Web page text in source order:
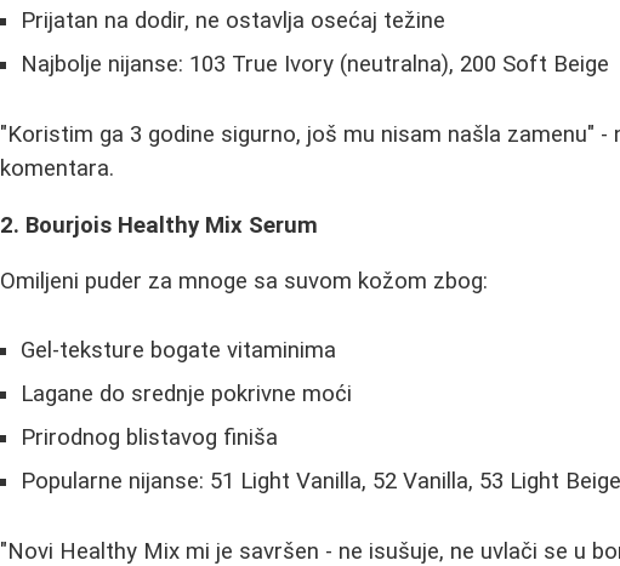
Prijatan na dodir, ne ostavlja osećaj težine
Najbolje nijanse: 103 True Ivory (neutralna), 200 Soft Beige
"Koristim ga 3 godine sigurno, još mu nisam našla zamenu" -
komentara.
2. Bourjois Healthy Mix Serum
Omiljeni puder za mnoge sa suvom kožom zbog:
Gel-teksture bogate vitaminima
Lagane do srednje pokrivne moći
Prirodnog blistavog finiša
Popularne nijanse: 51 Light Vanilla, 52 Vanilla, 53 Light Beige
"Novi Healthy Mix mi je savršen - ne isušuje, ne uvlači se u